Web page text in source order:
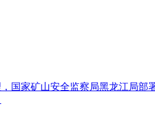
国家矿山安全监察局黑龙江局部